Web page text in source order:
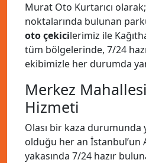
Murat Oto Kurtarıcı
noktalarında bulunan
oto çekicilerimiz ile
tüm bölgelerinde, 7/24
ekibimizle her durumda
Merkez
Hizmeti
Olası bir kaza durumunda
olduğu her an İstanbul’un
yakasında 7/24 hazır